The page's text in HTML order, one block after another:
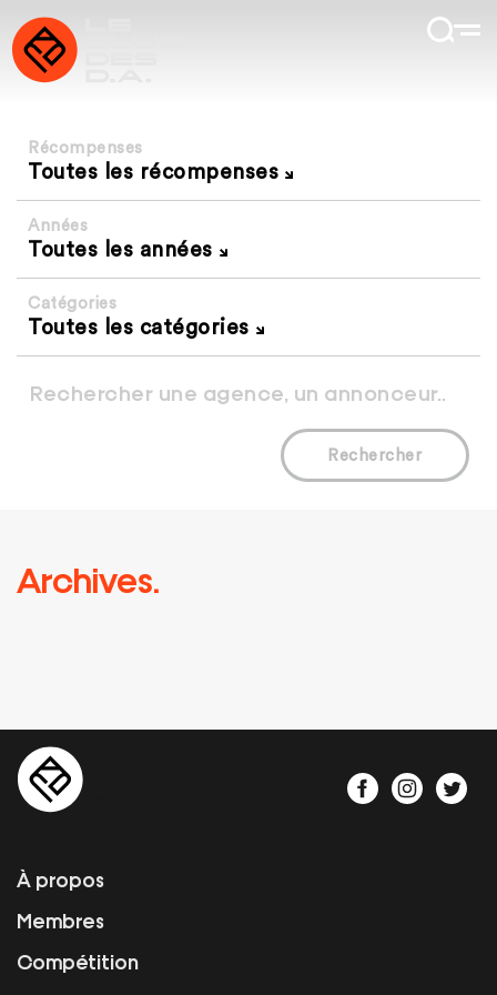
Récompenses
Toutes les récompenses
Années
Toutes les années
Catégories
Toutes les catégories
Rechercher
Archives.
À propos
Membres
Compétition